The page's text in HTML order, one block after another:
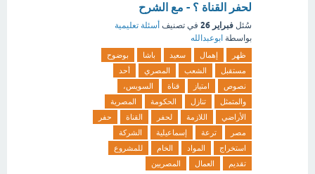
لحفر القناة ؟ - مع الشرح
سُئل فبراير 26 في تصنيف أسئلة تعليمية
بواسطة ابوعبدالله
ظهر إهمال سعيد باشا
بوضوح
مستقبل
الشعب المصري
أحد
نصوص
امتياز قناة
السويس،
والمتمثل
تنازل الحكومة
المصرية
الأراضي
اللازمة لحفر القناة
حفر
مصر
ترعة إسماعيلية
الشركة
استخراج
المواد الخام
للمشروع
تقديم
العمال المصريين